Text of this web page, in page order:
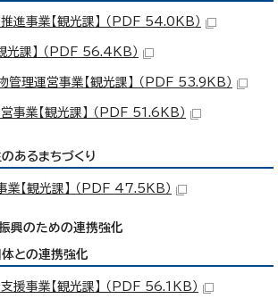
進事業【観光課】 （PDF 54.0KB）
光課】 （PDF 56.4KB）
管理運営事業【観光課】 （PDF 53.9KB）
事業【観光課】 （PDF 51.6KB）
あるまちづくり
業【観光課】 （PDF 47.5KB）
振興のための連携強化
との連携強化
援事業【観光課】 （PDF 56.1KB）